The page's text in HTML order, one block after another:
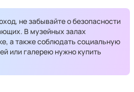
не забывайте о безопасности
В музейных залах
а также соблюдать социальную
или галерею нужно купить